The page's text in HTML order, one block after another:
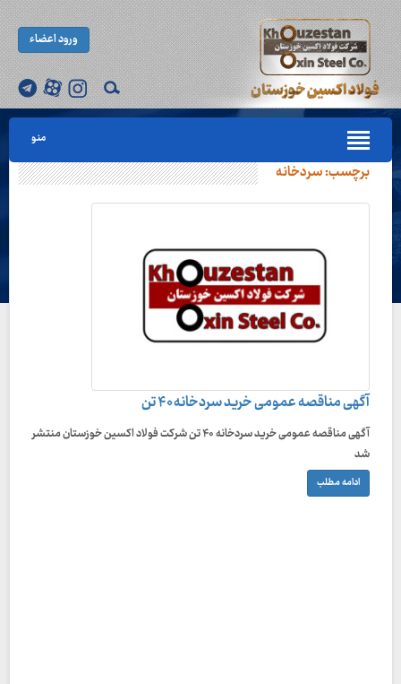
ورود اعضاء
منو
برچسب:سردخانه
آگهی مناقصه عمومی خرید سردخانه ۴۰ تن
آگهی مناقصه عمومی خرید سردخانه ۴۰ تن شرکت فولاد اکسین خوزستان منتشر
شد
ادامه مطلب